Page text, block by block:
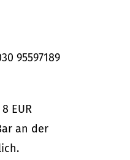
95597189
8 EUR
an der